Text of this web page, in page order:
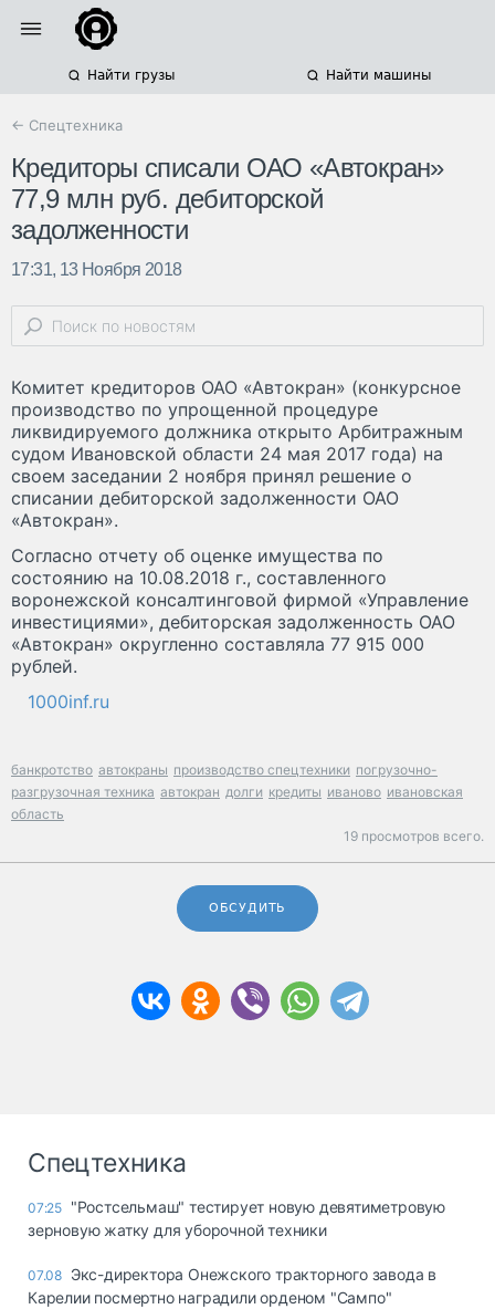
Найти грузы Найти машины
← Спецтехника
Кредиторы списали ОАО «Автокран»
77,9 млн руб. дебиторской
задолженности
17:31, 13 Ноября 2018
Комитет кредиторов ОАО «Автокран» (конкурсное
производство по упрощенной процедуре
ликвидируемого должника открыто Арбитражным
судом Ивановской области 24 мая 2017 года) на
своем заседании 2 ноября принял решение о
списании дебиторской задолженности ОАО
«Автокран».
Согласно отчету об оценке имущества по
состоянию на 10.08.2018 г., составленного
воронежской консалтинговой фирмой «Управление
инвестициями», дебиторская задолженность ОАО
«Автокран» округленно составляла 77 915 000
рублей.
1000inf.ru
банкротство автокраны производство спецтехники погрузочно-
разгрузочная техника автокран долги кредиты иваново ивановская
область
19 просмотров всего.
ОБСУДИТЬ
Спецтехника
07:25 "Ростсельмаш" тестирует новую девятиметровую
зерновую жатку для уборочной техники
07.08 Экс-директора Онежского тракторного завода в
Карелии посмертно наградили орденом "Сампо"